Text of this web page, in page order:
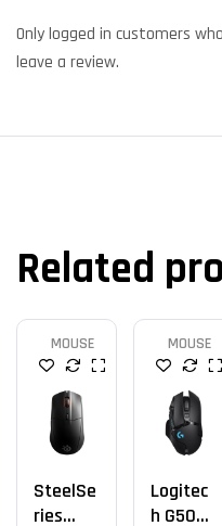
Only logged in customers
leave a review.
Related
MOUSE
SteelSe
Ries
MOUSE
Logitec
H G502